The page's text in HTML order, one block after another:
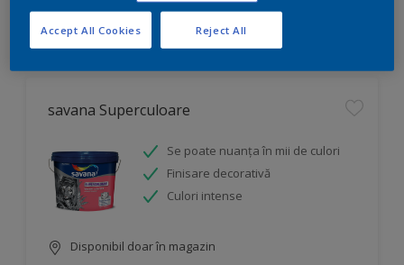
Filtru
savana Superculoare
Se poate nuanța în mii de culori
Finisare decorativă
Culori intense
Disponibil doar în magazin
Reject All
Accept All Cookies